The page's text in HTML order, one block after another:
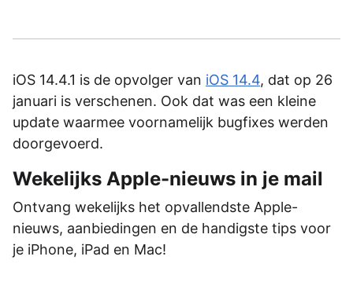
iOS 14.4.1 is de opvolger van iOS 14.4, dat op 26
januari is verschenen. Ook dat was een kleine
update waarmee voornamelijk bugfixes werden
doorgevoerd.
Wekelijks Apple-nieuws in je mail
Ontvang wekelijks het opvallendste Apple-
nieuws, aanbiedingen en de handigste tips voor
je iPhone, iPad en Mac!